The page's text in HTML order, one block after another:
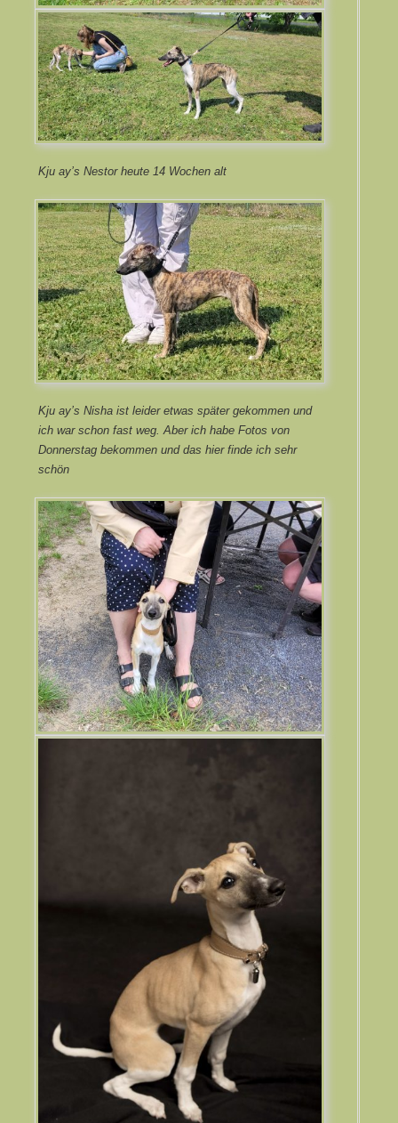
Kju ay’s Nestor heute 14 Wochen alt
Kju ay’s Nisha ist leider etwas später gekommen und
ich war schon fast weg. Aber ich habe Fotos von
Donnerstag bekommen und das hier finde ich sehr
schön